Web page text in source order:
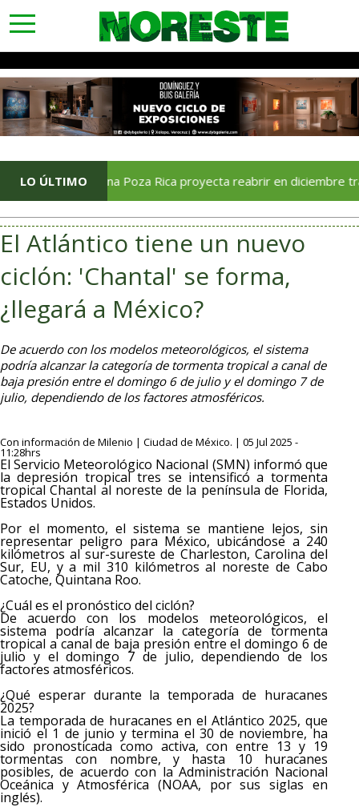
toggle
navigation
LO ÚLTIMO
Soriana Poza Rica proyecta reabrir en diciembre tras
El Atlántico tiene un nuevo
ciclón: 'Chantal' se forma,
¿llegará a México?
De acuerdo con los modelos meteorológicos, el sistema
podría alcanzar la categoría de tormenta tropical a canal de
baja presión entre el domingo 6 de julio y el domingo 7 de
julio, dependiendo de los factores atmosféricos.
Con información de Milenio | Ciudad de México. | 05 Jul 2025 -
11:28hrs
El Servicio Meteorológico Nacional (SMN) informó que
la depresión tropical tres se intensificó a tormenta
tropical Chantal al noreste de la península de Florida,
Estados Unidos.
Por el momento, el sistema se mantiene lejos, sin
representar peligro para México, ubicándose a 240
kilómetros al sur-sureste de Charleston, Carolina del
Sur, EU, y a mil 310 kilómetros al noreste de Cabo
Catoche, Quintana Roo.
¿Cuál es el pronóstico del ciclón?
De acuerdo con los modelos meteorológicos, el
sistema podría alcanzar la categoría de tormenta
tropical a canal de baja presión entre el domingo 6 de
julio y el domingo 7 de julio, dependiendo de los
factores atmosféricos.
¿Qué esperar durante la temporada de huracanes
2025?
La temporada de huracanes en el Atlántico 2025, que
inició el 1 de junio y termina el 30 de noviembre, ha
sido pronosticada como activa, con entre 13 y 19
tormentas con nombre, y hasta 10 huracanes
posibles, de acuerdo con la Administración Nacional
Oceánica y Atmosférica (NOAA, por sus siglas en
inglés).